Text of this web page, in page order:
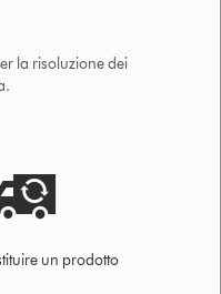
la risoluzione dei
un prodotto